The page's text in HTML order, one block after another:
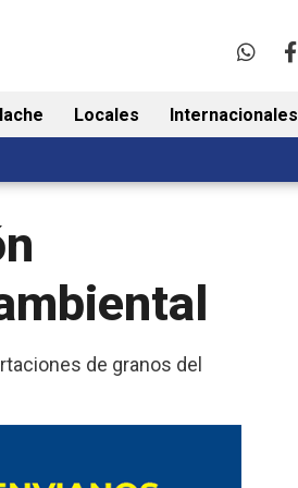
Locales Internacionales
de granos del